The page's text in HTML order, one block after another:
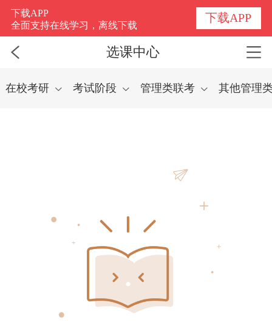
在校考研 考试阶段 管理类联考 其他管理
下载APP
全面支持在线学习，离线下载
下载APP
选课中心